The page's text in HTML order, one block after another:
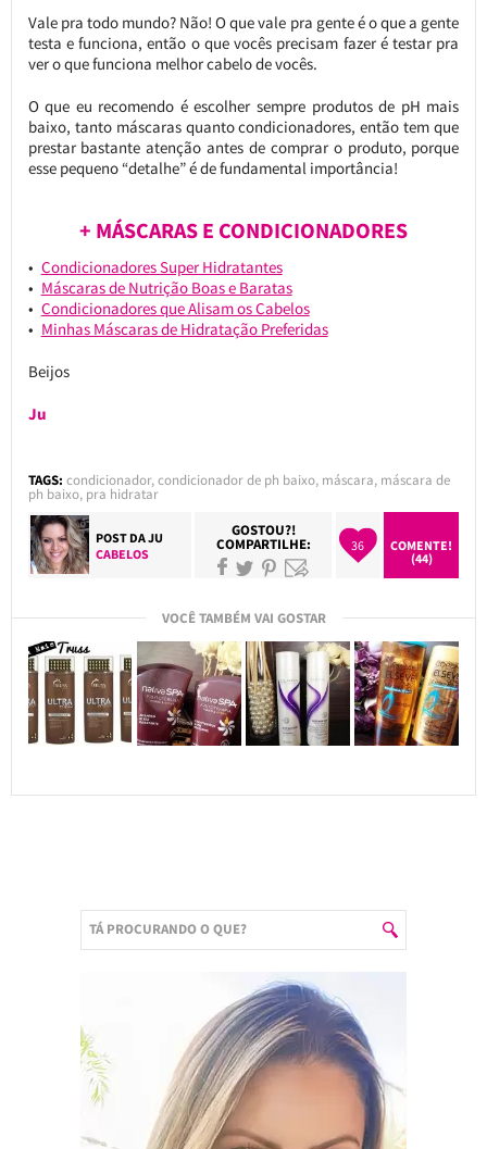
Vale pra todo mundo? Não! O que vale pra gente é o que a gente
testa e funciona, então o que vocês precisam fazer é testar pra
ver o que funciona melhor cabelo de vocês.
O que eu recomendo é escolher sempre produtos de pH mais
baixo, tanto máscaras quanto condicionadores, então tem que
prestar bastante atenção antes de comprar o produto, porque
esse pequeno “detalhe” é de fundamental importância!
+ MÁSCARAS E CONDICIONADORES
Condicionadores Super Hidratantes
Máscaras de Nutrição Boas e Baratas
Condicionadores que Alisam os Cabelos
Minhas Máscaras de Hidratação Preferidas
Beijos
Ju
TAGS: condicionador,condicionador de ph baixo, máscara, máscara de
ph baixo, pra hidratar
POST DAJU
CABELOS
GOSTOU?!
COMPARTILHE: 36
COMENTE!
(44)
VOCÊ TAMBÉM VAI GOSTAR